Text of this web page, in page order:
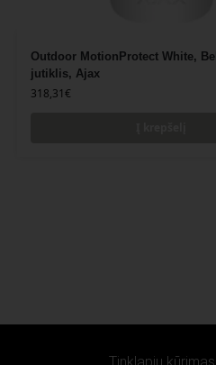
Outdoor MotionProtect White,
jutiklis, Ajax
318,31€
Tinklapių